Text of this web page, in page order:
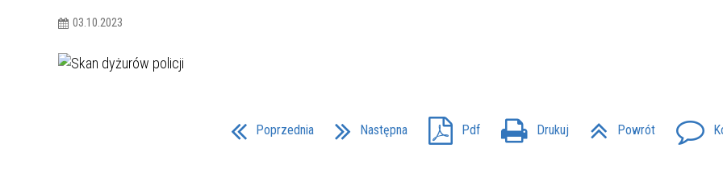
03.10.2023
Poprzednia Następna Pdf Drukuj Powrót